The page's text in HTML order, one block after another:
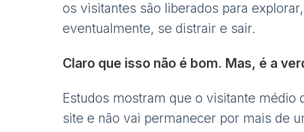
os visitantes são liberados para
eventualmente, se distrair e sair.
Claro que isso não é bom. Mas, é a
Estudos mostram que o visitante médio
site e não vai permanecer por mais de